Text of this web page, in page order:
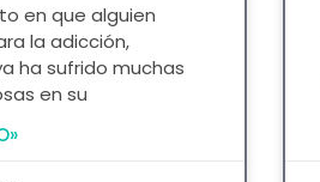
en que alguien
la adicción,
ha sufrido muchas
en su